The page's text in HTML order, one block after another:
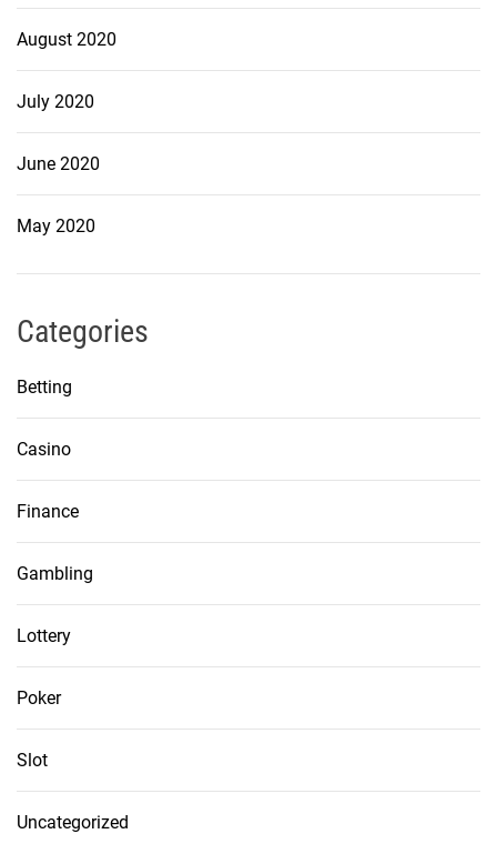
August 2020
July 2020
June 2020
May 2020
Categories
Betting
Casino
Finance
Gambling
Lottery
Poker
Slot
Uncategorized